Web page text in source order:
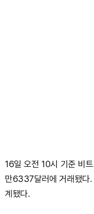
16일 오전 10시 기준 비
만6337달러에 거래됐다
계됐다.